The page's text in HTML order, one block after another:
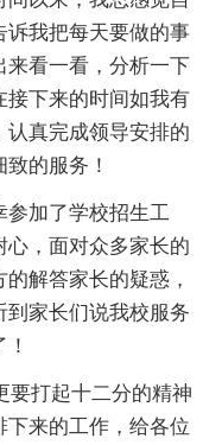
诉我把每天要做的事
来看一看，分析一下
接下来的时间如我有
真完成领导安排的
的服务！
加了学校招生工
，面对众多家长的
解答家长的疑惑，
家长们说我校服务
要打起十二分的精神
来的工作，给各位